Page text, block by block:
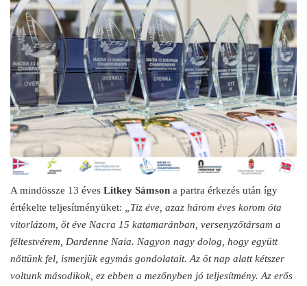
A mindössze 13 éves Litkey Sámson a partra érkezés után így
értékelte teljesítményüket:
„Tíz éve, azaz három éves korom óta
vitorlázom, öt éve Nacra 15 katamaránban, versenyzőtársam a
féltestvérem, Dardenne Naia. Nagyon nagy dolog, hogy együtt
nőttünk fel, ismerjük egymás gondolatait. Az öt nap alatt kétszer
voltunk másodikok, ez ebben a mezőnyben jó teljesítmény. Az erős